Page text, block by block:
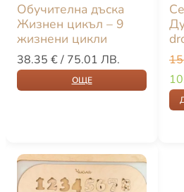
Обучителна дъска
Жизнен цикъл – 9
жизнени цикли
38.35 €/ 75.01 ЛВ.
ОЩЕ